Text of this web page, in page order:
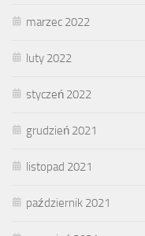
marzec 2022
luty 2022
styczeń 2022
grudzień 2021
listopad 2021
październik 2021